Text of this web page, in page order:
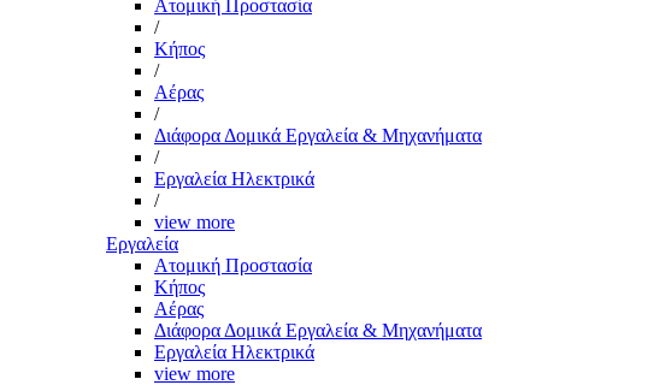
Aτομική Προστασία
/
Kήπος
/
Αέρας
/
Διάφορα Δομικά Εργαλεία & Μηχανήματα
/
Εργαλεία Ηλεκτρικά
/
view more
Εργαλεία
Aτομική Προστασία
Kήπος
Αέρας
Διάφορα Δομικά Εργαλεία & Μηχανήματα
Εργαλεία Ηλεκτρικά
view more